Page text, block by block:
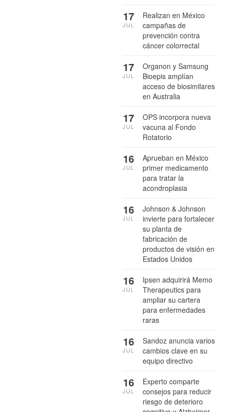
Realizan en México
campañas de
prevención contra
cáncer colorrectal
17
JUL
Organon y Samsung
Bioepis amplían
acceso de biosimilares
en Australia
17
JUL
OPS incorpora nueva
vacuna al Fondo
Rotatorio
17
JUL
Aprueban en México
primer medicamento
para tratar la
acondroplasia
16
JUL
Johnson & Johnson
invierte para fortalecer
su planta de
fabricación de
productos de visión en
Estados Unidos
16
JUL
Ipsen adquirirá Memo
Therapeutics para
ampliar su cartera
para enfermedades
raras
16
JUL
Sandoz anuncia varios
cambios clave en su
equipo directivo
16
JUL
Experto comparte
consejos para reducir
riesgo de deterioro
16
JUL